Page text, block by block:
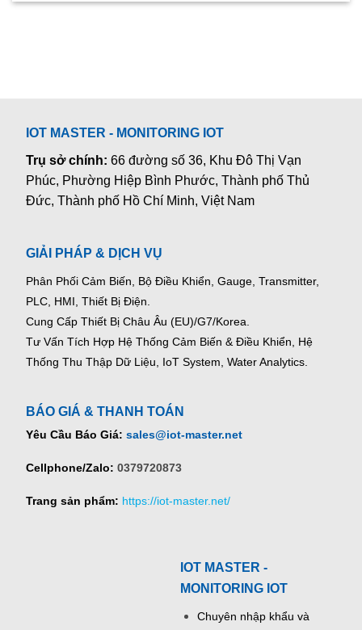
IOT MASTER - MONITORING IOT
Trụ sở chính:66 đường số 36, Khu Đô Thị Vạn
Phúc, Phường Hiệp Bình Phước, Thành phố Thủ
Đức, Thành phố Hồ Chí Minh, Việt Nam
GIẢI PHÁP & DỊCH VỤ
Phân Phối Cảm Biến, Bộ Điều Khiển, Gauge, Transmitter,
PLC, HMI, Thiết Bị Điện.
Cung Cấp Thiết Bị Châu Âu (EU)/G7/Korea.
Tư Vấn Tích Hợp Hệ Thống Cảm Biến & Điều Khiển, Hệ
Thống Thu Thập Dữ Liệu, IoT System, Water Analytics.
BÁO GIÁ & THANH TOÁN
Yêu Cầu Báo Giá: sales@iot-master.net
Cellphone/Zalo: 0379720873
Trang sản phẩm: https://iot-master.net/
IOT MASTER -
MONITORING IOT
Chuyên nhập khẩu và